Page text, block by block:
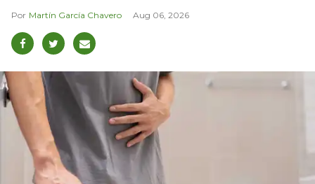
Martín García Chavero Aug 06, 2026